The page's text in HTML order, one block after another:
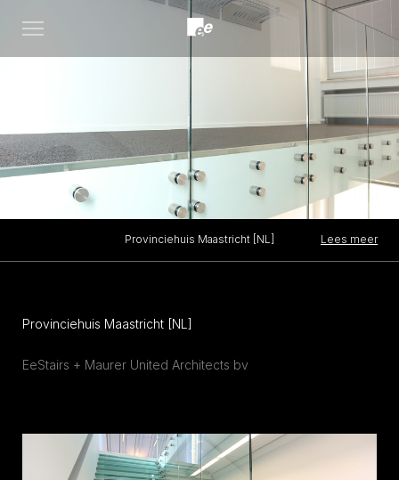
Open
Provinciehuis Maastricht [NL] Lees meer
Provinciehuis Maastricht [NL]
EeStairs + Maurer United Architects bv